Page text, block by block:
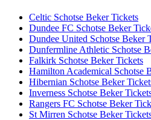
Celtic Schotse Beker Tickets
Dundee FC Schotse Beker
Dundee United Schotse Beker
Dunfermline Athletic Schotse
Falkirk Schotse Beker Tickets
Hamilton Academical Schotse
Hibernian Schotse Beker
Inverness Schotse Beker
Rangers FC Schotse Beker
St Mirren Schotse Beker